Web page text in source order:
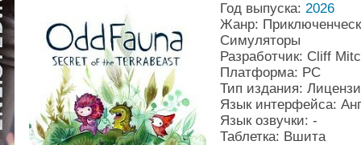
Год выпуска: 2026
Жанр:
Симуляторы
Разработчик: Cliff
Платформа: PC
Тип издания:
Язык интерфейса:
Язык озвучки: -
Таблетка: Вшита